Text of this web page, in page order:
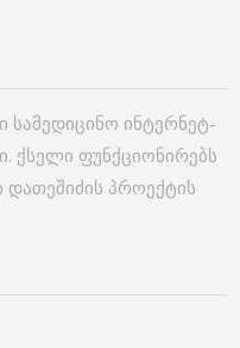
სამედიცინო ინტერნეტ-
ქსელი ფუნქციონირებს
პროექტის